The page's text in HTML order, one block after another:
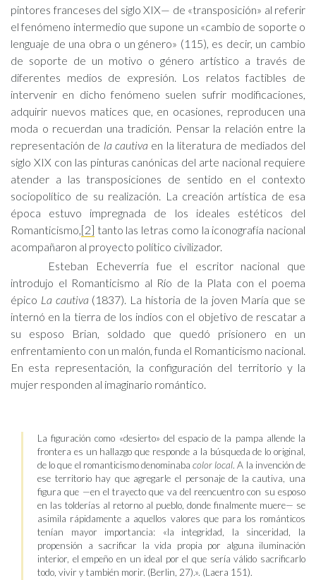
pintores franceses del siglo XIX— de «transposición» al referir
el fenómeno intermedio que supone un «cambio de soporte o
lenguaje de una obra o un género» (115), es decir, un cambio
de soporte de un motivo o género artístico a través de
diferentes medios de expresión. Los relatos factibles de
intervenir en dicho fenómeno suelen sufrir modificaciones,
adquirir nuevos matices que, en ocasiones, reproducen una
moda o recuerdan una tradición. Pensar la relación entre la
representación de la cautiva en la literatura de mediados del
siglo XIX con las pinturas canónicas del arte nacional requiere
atender a las transposiciones de sentido en el contexto
sociopolítico de su realización. La creación artística de esa
época estuvo impregnada de los ideales estéticos del
Romanticismo,[2] tanto las letras como la iconografía nacional
acompañaron al proyecto político civilizador.
Esteban Echeverría fue el escritor nacional que
introdujo el Romanticismo al Río de la Plata con el poema
épico La cautiva (1837). La historia de la joven María que se
internó en la tierra de los indios con el objetivo de rescatar a
su esposo Brian, soldado que quedó prisionero en un
enfrentamiento con un malón, funda el Romanticismo nacional.
En esta representación, la configuración del territorio y la
mujer responden al imaginario romántico.
La figuración como «desierto» del espacio de la pampa allende la
frontera es un hallazgo que responde a la búsqueda de lo original,
de lo que el romanticismo denominabacolor local. A la invención de
ese territorio hay que agregarle el personaje de la cautiva, una
figura que —en el trayecto que va del reencuentro con su esposo
en las tolderías al retorno al pueblo, donde finalmente muere— se
asimila rápidamente a aquellos valores que para los románticos
tenían mayor importancia: «la integridad, la sinceridad, la
propensión a sacrificar la vida propia por alguna iluminación
interior, el empeño en un ideal por el que sería válido sacrificarlo
todo, vivir y también morir. (Berlin, 27).». (Laera 151).